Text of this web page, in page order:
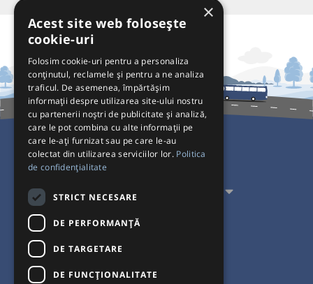
Pentru Călători
Pentru Transportatori
Interacționăm
Acceptăm plăți cu
×
Acest site web folosește
cookie-uri
Folosim cookie-uri pentru a personaliza
conținutul, reclamele și pentru a ne analiza
traficul. De asemenea, împărtășim
informații despre utilizarea site-ului nostru
cu partenerii noștri de publicitate și analiză,
care le pot combina cu alte informații pe
care le-ați furnizat sau pe care le-au
colectat din utilizarea serviciilor lor. Politica
de confidențialitate
STRICT NECESARE
DE PERFORMANȚĂ
DE TARGETARE
DE FUNCŢIONALITATE